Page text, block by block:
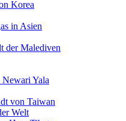
Korea
in Asien
der Malediven
Yala
von Taiwan
Welt